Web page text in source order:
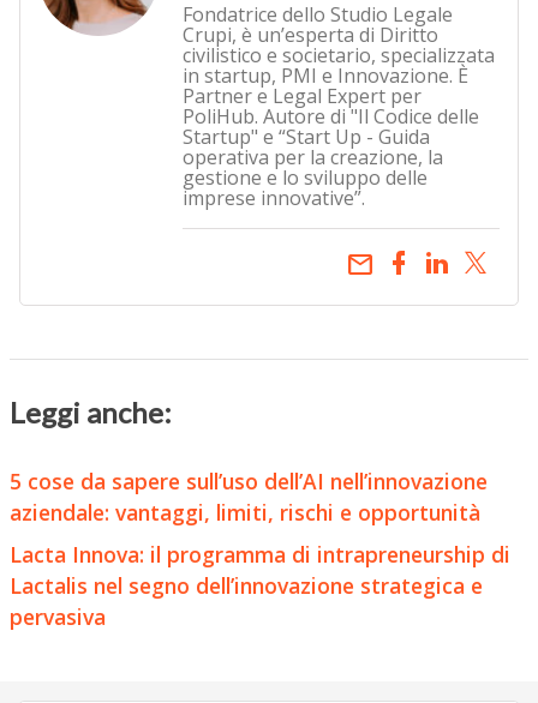
Fondatrice dello Studio Legale
Crupi, è un’esperta di Diritto
civilistico e societario, specializzata
in startup, PMI e Innovazione. È
Partner e Legal Expert per
PoliHub. Autore di "Il Codice delle
Startup" e “Start Up - Guida
operativa per la creazione, la
gestione e lo sviluppo delle
imprese innovative”.
email
Leggi anche:
5 cose da sapere sull’uso dell’AI nell’innovazione
aziendale: vantaggi, limiti, rischi e opportunità
Lacta Innova: il programma di intrapreneurship di
Lactalis nel segno dell’innovazione strategica e
pervasiva